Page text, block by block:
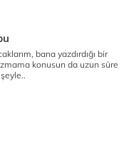
bana yazdırdığı bir
konusun da uzun süre